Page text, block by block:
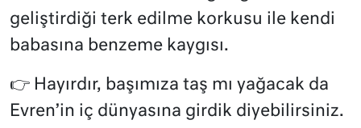
geliştirdiği terk edilme korkusu ile kendi
babasına benzeme kaygısı.
👉 Hayırdır, başımıza taş mı yağacak da
Evren’in iç dünyasına girdik diyebilirsiniz.